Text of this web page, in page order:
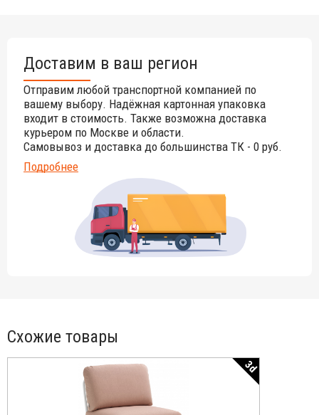
Доставим в ваш регион
Отправим любой транспортной компанией по
вашему выбору. Надёжная картонная упаковка
входит в стоимость. Также возможна доставка
курьером по Москве и области.
Самовывоз и доставка до большинства ТК - 0 руб.
Подробнее
Схожие товары
3d